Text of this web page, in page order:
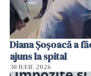
Diana Șoșoacă a
ajuns la spital
30 IULIE 2026